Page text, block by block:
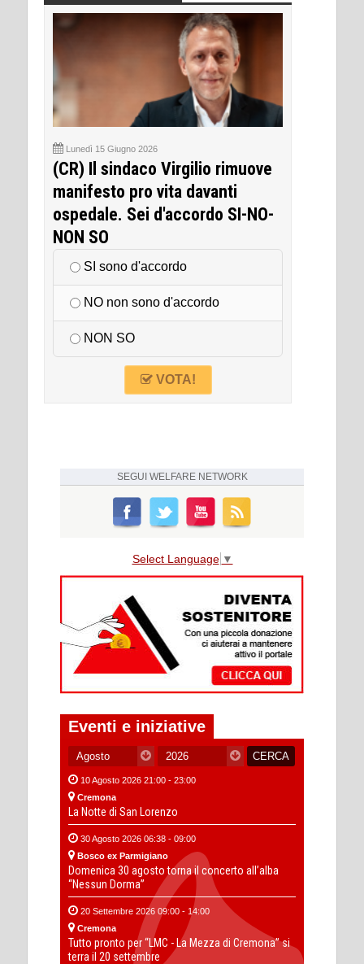
Lunedì 15 Giugno 2026
(CR) Il sindaco Virgilio rimuove
manifesto pro vita davanti
ospedale. Sei d'accordo SI-NO-
NON SO
SI sono d'accordo
NO non sono d'accordo
NON SO
VOTA!
SEGUI WELFARE NETWORK
Select Language ▼
Eventi e iniziative
10 Agosto 2026 21:00 - 23:00
Cremona
La Notte di San Lorenzo
30 Agosto 2026 06:38 - 09:00
Bosco ex Parmigiano
Domenica 30 agosto torna il concerto all’alba
“Nessun Dorma”
20 Settembre 2026 09:00 - 14:00
Cremona
Tutto pronto per “LMC - La Mezza di Cremona” si
terra il 20 settembre